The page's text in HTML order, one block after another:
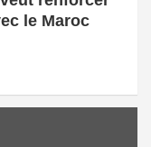
le Maroc